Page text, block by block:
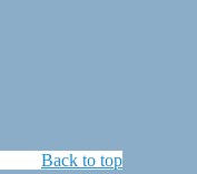
Back to top